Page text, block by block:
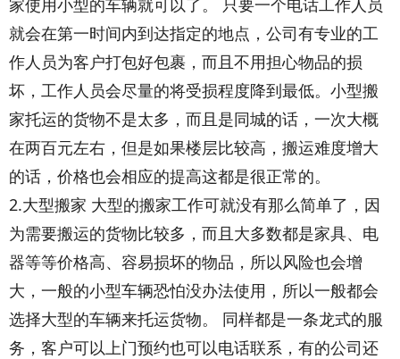
家使用小型的车辆就可以了。 只要一个电话工作人员
就会在第一时间内到达指定的地点，公司有专业的工
作人员为客户打包好包裹，而且不用担心物品的损
坏，工作人员会尽量的将受损程度降到最低。小型搬
家托运的货物不是太多，而且是同城的话，一次大概
在两百元左右，但是如果楼层比较高，搬运难度增大
的话，价格也会相应的提高这都是很正常的。
2.大型搬家 大型的搬家工作可就没有那么简单了，因
为需要搬运的货物比较多，而且大多数都是家具、电
器等等价格高、容易损坏的物品，所以风险也会增
大，一般的小型车辆恐怕没办法使用，所以一般都会
选择大型的车辆来托运货物。 同样都是一条龙式的服
务，客户可以上门预约也可以电话联系，有的公司还